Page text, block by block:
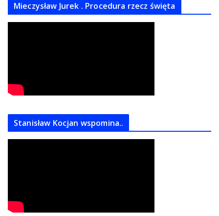
Mieczysław Jurek . Procedura rzecz święta
Stanisław Kocjan wspomina..